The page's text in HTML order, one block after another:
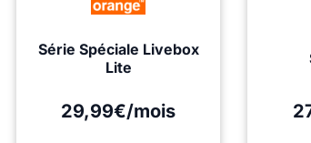
Série Spéciale Livebox
Lite
29,99€/mois